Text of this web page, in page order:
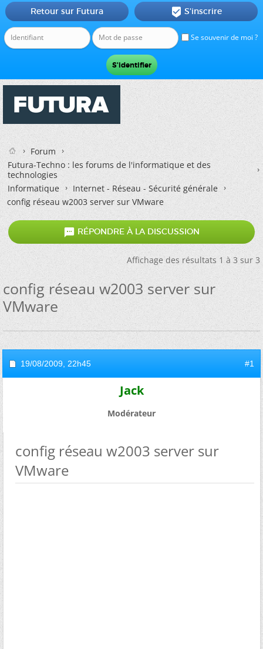
Se souvenir de moi ?
Retour sur Futura  S'inscrire
Forum
Futura-Techno : les forums de l'informatique et des
technologies
Informatique
Internet - Réseau - Sécurité générale
config réseau w2003 server sur VMware
 RÉPONDRE À LA DISCUSSION
Affichage des résultats 1 à 3 sur 3
config réseau w2003 server sur
VMware
19/08/2009, 22h45 #1
Jack
Modérateur
config réseau w2003 server sur
VMware